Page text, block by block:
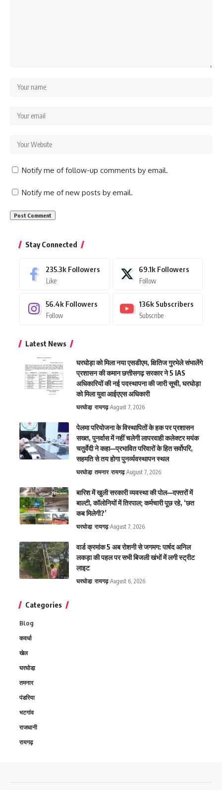
Notify me of follow-up comments by email.
Notify me of new posts by email.
Stay Connected
235.3k Followers
Like
69.1k Followers
Follow
56.4k Followers
Follow
136k Subscribers
Subscribe
Latest News
घरघोड़ा को मिला नया एसडीएम, क्षितिज गुरभेले संभालेंगे
प्रशासन की कमान छत्तीसगढ़ सरकार ने 5 IAS
अधिकारियों की नई पदस्थापना की जारी सूची, घरघोड़ा
को मिला युवा आईएएस अधिकारी
घरघोडा़ रायगढ़ August 7, 2026
पेलमा परियोजना के विस्थापितों के हक पर प्रशासन
सख्त, पुनर्वास में नहीं चलेगी लापरवाही कलेक्टर मयंक
चतुर्वेदी ने कहा—प्रभावित परिवारों के हित सर्वोपरि,
सहमति से तय होगा पुनर्व्यवस्थापन स्थल
घरघोडा़ तमनार रायगढ़ August 7, 2026
बारिश में खुली सरकारी व्यवस्था की पोल—दफ्तरों में
बाल्टी, कॉलोनियों में तिरपाल; कर्मचारी पूछ रहे, ‘छत
कब मिलेगी?’
घरघोडा़ रायगढ़ August 7, 2026
वार्ड क्रमांक 5 अब रोशनी से जगमग: पार्षद अनिल
लकड़ा की पहल पर सभी बिजली खंभों में लगी स्ट्रीट
लाइट
घरघोडा़ रायगढ़ August 6, 2026
Categories
Blog
कवर्धा
खेल
घरघोडा़
तमनार
पंडरिया
भटगांव
राजधानी
रायगढ़